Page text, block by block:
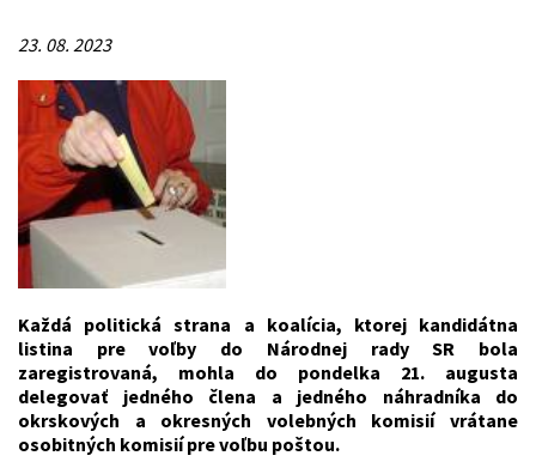
23. 08. 2023
Každá politická strana a koalícia, ktorej kandidátna
listina pre voľby do Národnej rady SR bola
zaregistrovaná, mohla do pondelka 21. augusta
delegovať jedného člena a jedného náhradníka do
okrskových a okresných volebných komisií vrátane
osobitných komisií pre voľbu poštou.